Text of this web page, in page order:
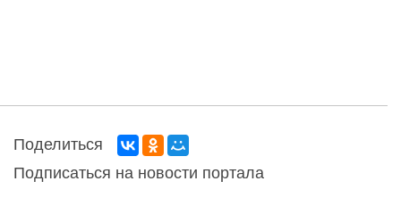
Поделиться
Подписаться на новости портала